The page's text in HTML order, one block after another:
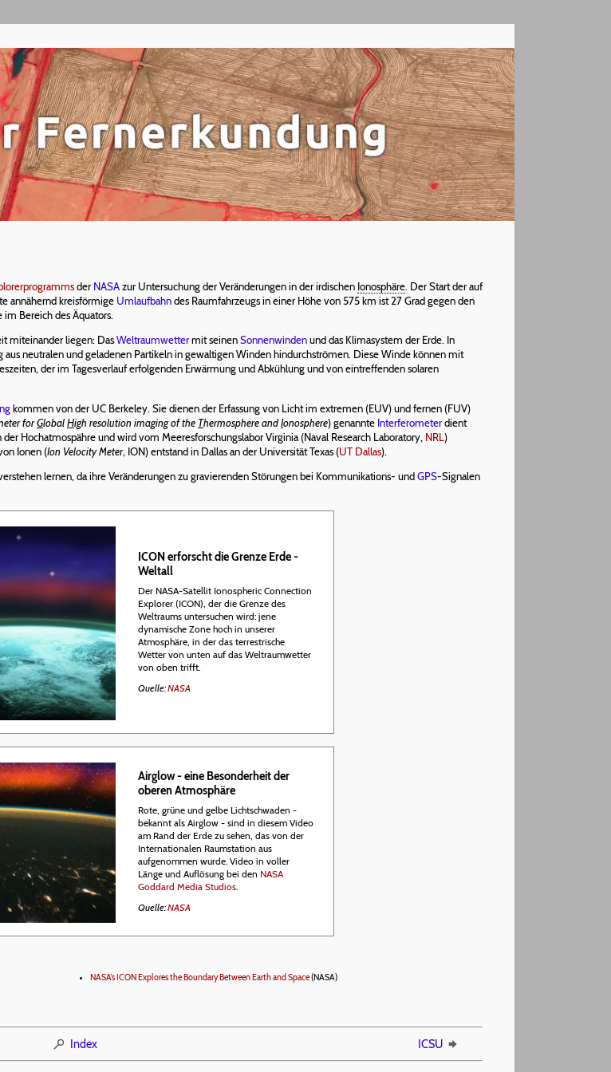
derNASAzur Untersuchung der Veränderungen in der irdischen Ionosphäre. Der Start der auf
annähernd kreisförmige Umlaufbahndes Raumfahrzeugs in einer Höhe von 575 km ist 27 Grad gegen den
Bereich des Äquators.
miteinander liegen: DasWeltraumwettermit seinenSonnenwindenund das Klimasystem der Erde. In
aus neutralen und geladenen Partikeln in gewaltigen Winden hindurchströmen. Diese Winde können mit
der im Tagesverlauf erfolgenden Erwärmung und Abkühlung und von eintreffenden solaren
kommen von der UC Berkeley. Sie dienen der Erfassung von Licht im extremen (EUV) und fernen (FUV)
forGlobalHigh resolution imaging of the Thermosphere andIonosphere) genannte Interferometerdient
Hochatmospähre und wird vom Meeresforschungslabor Virginia (Naval Research Laboratory, NRL)
Ionen (Ion Velocity Meter, ION) entstand in Dallas an der Universität Texas (UT Dallas).
lernen, da ihre Veränderungen zu gravierenden Störungen bei Kommunikations- undGPS-Signalen
ICON erforscht die Grenze Erde -
Weltall
Der NASA-Satellit Ionospheric Connection
Explorer (ICON), der die Grenze des
Weltraums untersuchen wird: jene
dynamische Zone hoch in unserer
Atmosphäre, in der das terrestrische
Wetter von unten auf das Weltraumwetter
von oben trifft.
Quelle:NASA
Airglow - eine Besonderheit der
oberen Atmosphäre
Rote, grüne und gelbe Lichtschwaden -
bekannt als Airglow - sind in diesem Video
am Rand der Erde zu sehen, das von der
Internationalen Raumstation aus
aufgenommen wurde. Video in voller
Länge und Auflösung bei den NASA
Goddard Media Studios
Quelle:NASA
NASA’s ICON Explores the Boundary Between Earth and Space(NASA)
Index ICSU